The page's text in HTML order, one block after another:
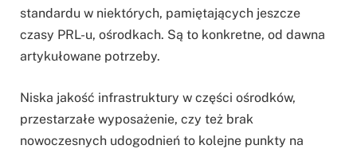
standardu w niektórych, pamiętających jeszcze
czasy PRL-u, ośrodkach. Są to konkretne, od dawna
artykułowane potrzeby.
Niska jakość infrastruktury w części ośrodków,
przestarzałe wyposażenie, czy też brak
nowoczesnych udogodnień to kolejne punkty na